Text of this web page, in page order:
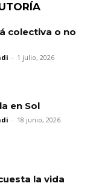
colectiva o no
- 1 julio, 2026
en Sol
- 18 junio, 2026
la vida